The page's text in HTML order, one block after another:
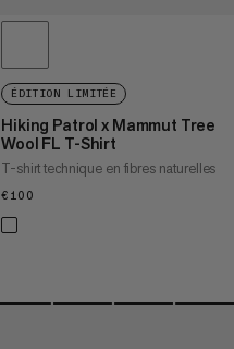
ÉDITION LIMITÉE
Hiking Patrol x Mammut Tree
Wool FL T-Shirt
T-shirt technique en fibres naturelles
€100